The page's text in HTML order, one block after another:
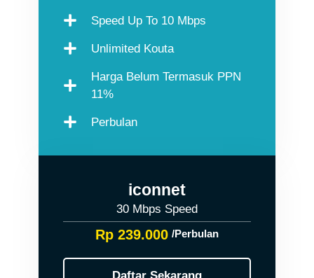
Speed Up To 10 Mbps
Unlimited Kouta
Harga Belum Termasuk PPN
11%
Perbulan
iconnet
30 Mbps Speed
Rp 239.000 /Perbulan